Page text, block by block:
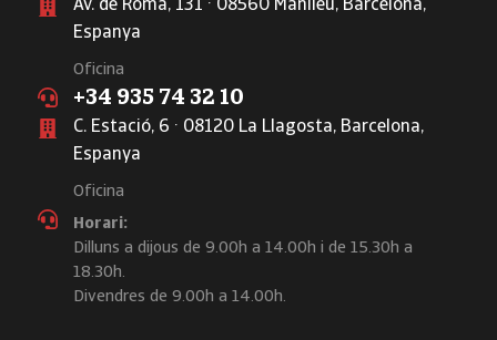
Av. de Roma, 131 · 08560 Manlleu, Barcelona,
Espanya
Oficina
+34 935 74 32 10
C. Estació, 6 · 08120 La Llagosta, Barcelona,
Espanya
Oficina
Horari:
Dilluns a dijous de 9.00h a 14.00h i de 15.30h a
18.30h.
Divendres de 9.00h a 14.00h.